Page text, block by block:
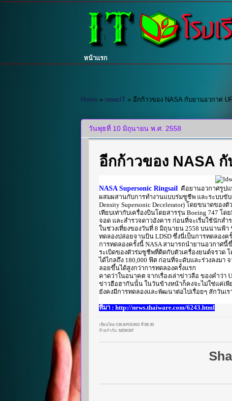
หน้าแรก
Home » newsIT » อีกก้าวของ NASA กับยานอวกาศ
วันพุธที่ 10 มิถุนายน พ.ศ. 2558
อีกก้าวของ NASA
NASA Supersonic Ringsail คือยานอวกาศรูปแ
ผสมผสานกับการทำงานแบบร่มชูชีพ และระบบขับ
Density Supersonic Decelerator) โดยขนาดขอ
เทียบเท่ากับเครื่องบินโดยสารรุ่น Boeing 747 โ
จอด และสำรวจดาวอังคาร ก่อนที่จะเริ่มใช้นักสำ
ในช่วงเที่ยงของวันที่ 8 มิถุนายน 2558 บนน่านฟ้า
ทดลองปล่อยจานบิน LDSD ซึ่งนี่เป็นการทดลอง
การทดลองครั้งนี้ NASA สามารถนำยานอวกาศนี้
ระเบิดของตัวร่มชูชีพที่ติดกับตัวเครื่องยนต์จรวด
ได้ไกลถึง 180,000 ฟิต ก่อนที่จะดับและร่วงลงมา
ลอยขึ้นได้สูงกว่าการทดลองครั้งแรก
คาดว่าในอนาคต จากเรื่องเล่าข่าวลือ ของคำว่า
ข่าวฮือฮากันนั้น ในวันข้างหน้าก็คงจะไม่ใช่แค่เพี
ยังคงมีการทดลองและพัฒนาต่อไปเรื่อยๆ สักวันเ
ที่มา : http://news.thaiware.com/6243.html
เขียนโดย CIKAPOUNG ที่ 08:30
ป้ายกำกับ: NEWSIT